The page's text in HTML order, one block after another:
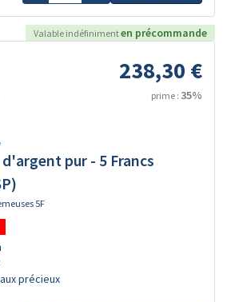
Valable indéfinimenten précommande
238,30 €
prime : 35%
pur - 5 Francs
5F
précieux